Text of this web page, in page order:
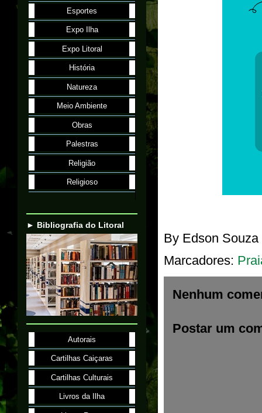
By Edson Souza
Marcadores:
Nenhum
Postar um
Esportes
Expo Ilha
Expo Litoral
História
Natureza
Meio Ambiente
Obras
Palestras
Religião
Religioso
► Bibliografia do Litoral
Autorais
Cartilhas Caiçaras
Cartilhas Culturais
Livros da Ilha